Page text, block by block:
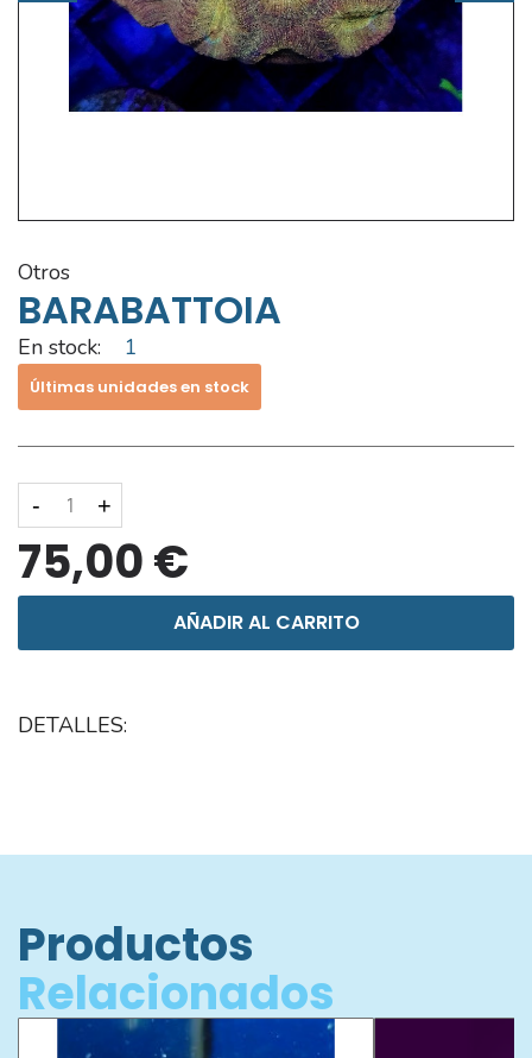
otros
BARABATTOIA
En stock: 1
Últimas unidades en stock
- +
75,00 €
AÑADIR AL CARRITO
DETALLES:
Productos
Relacionados